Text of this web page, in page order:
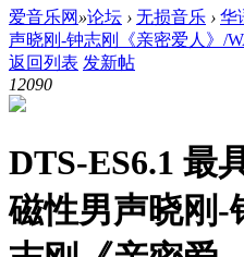
爱音乐网 »论坛 › 无损音乐 › 华
声晓刚-钟志刚《亲密爱人》/
返回列表 发新帖
12090
DTS-ES6.1 最
磁性男声晓刚-